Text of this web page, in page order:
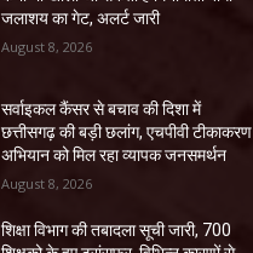
जलाशय का गेट, अलर्ट जारी
August 8, 2026
सर्वाइकल कैंसर से बचाव की दिशा में
छत्तीसगढ़ की बड़ी छलांग, एचपीवी टीकाकरण
अभियान को मिल रहा व्यापक जनसमर्थन
August 8, 2026
शिक्षा विभाग की तबादला सूची जारी, 700